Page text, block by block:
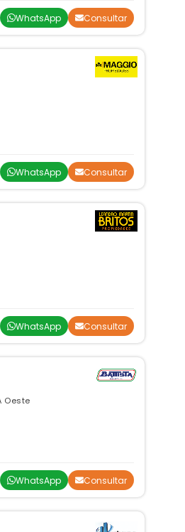
WhatsApp Consultar
WhatsApp Consultar
WhatsApp Consultar
Oeste
WhatsApp Consultar